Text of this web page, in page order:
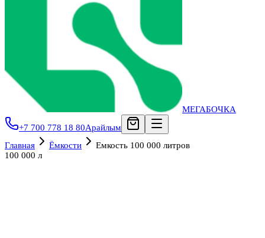
МЕГАБОЧКА
+7 700 778 18 80Арайлым
Главная
Ёмкости
Емкость 100 000 литров
100 000 л